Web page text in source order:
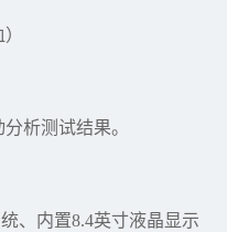
析测试结果。
、内置8.4英寸液晶显示